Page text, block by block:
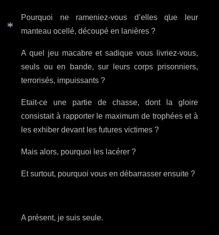
Pourquoi ne rameniez-vous d’elles que leur
manteau ocellé, découpé en lanières ?
A quel jeu macabre et sadique vous livriez-vous,
seuls ou en bande, sur leurs corps prisonniers,
terrorisés, impuissants ?
Etait-ce une partie de chasse, dont la gloire
consistait à rapporter le maximum de trophées et à
les exhiber devant les futures victimes ?
Mais alors, pourquoi les lacérer ?
Et surtout, pourquoi vous en débarrasser ensuite ?
A présent, je suis seule.